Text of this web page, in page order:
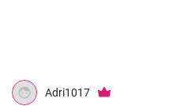
Adri1017